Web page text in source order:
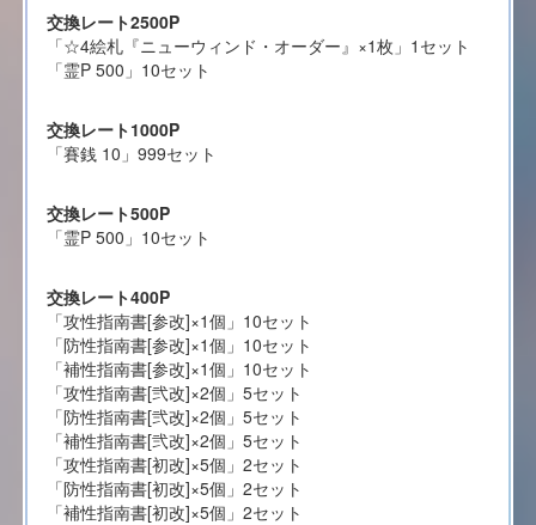
交換レート2500P
「☆4絵札『ニューウィンド・オーダー』×1枚」1セット
「霊P 500」10セット
交換レート1000P
「賽銭 10」999セット
交換レート500P
「霊P 500」10セット
交換レート400P
「攻性指南書[参改]×1個」10セット
「防性指南書[参改]×1個」10セット
「補性指南書[参改]×1個」10セット
「攻性指南書[弐改]×2個」5セット
「防性指南書[弐改]×2個」5セット
「補性指南書[弐改]×2個」5セット
「攻性指南書[初改]×5個」2セット
「防性指南書[初改]×5個」2セット
「補性指南書[初改]×5個」2セット